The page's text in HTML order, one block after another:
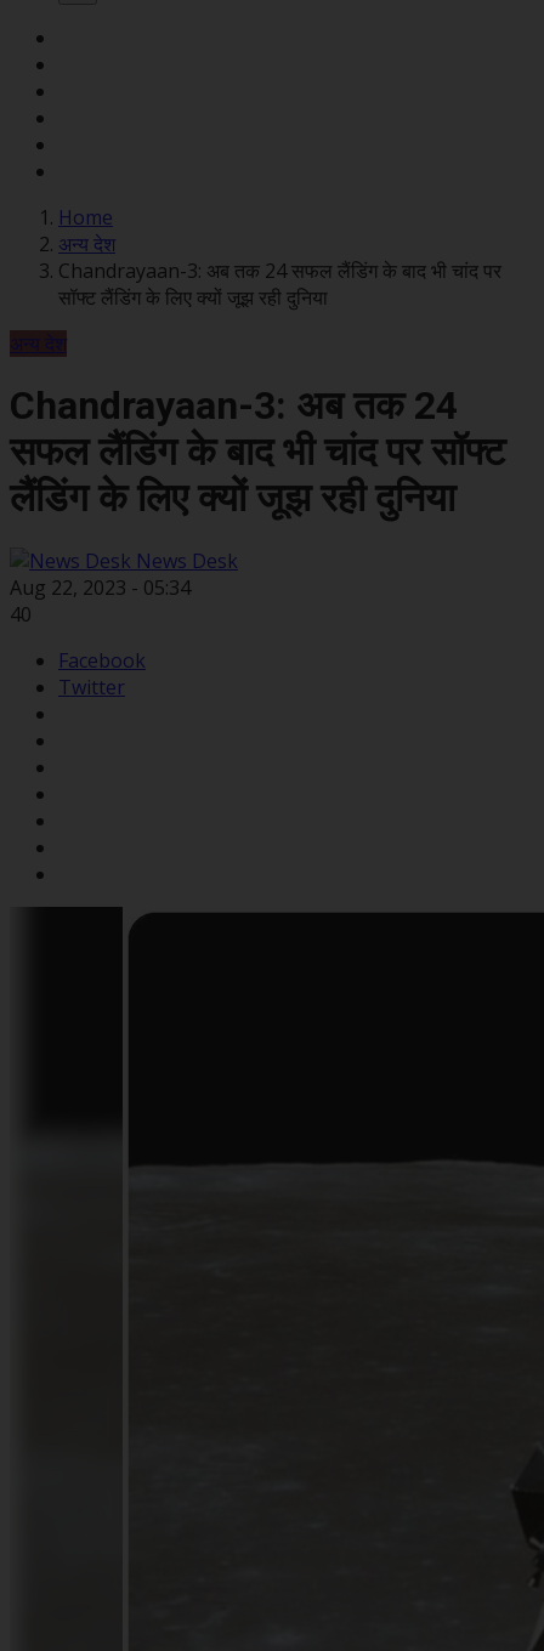
Home
अन्य देश
Chandrayaan-3: अब तक 24 सफल लैंडिंग के बाद भी चांद पर
सॉफ्ट लैंडिंग के लिए क्‍यों जूझ रही दुनिया
अन्य देश
Chandrayaan-3: अब तक 24
सफल लैंडिंग के बाद भी चांद पर सॉफ्ट
लैंडिंग के लिए क्‍यों जूझ रही दुनिया
News Desk
Aug 22, 2023 - 05:34
40
Facebook
Twitter